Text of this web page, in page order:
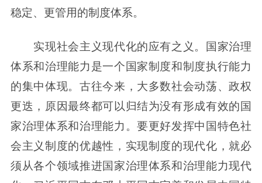
稳定、更管用的制度体系。
实现社会主义现代化的应有之义。国家治理
体系和治理能力是一个国家制度和制度执行能力
的集中体现。古往今来，大多数社会动荡、政权
更迭，原因最终都可以归结为没有形成有效的国
家治理体系和治理能力。要更好发挥中国特色社
会主义制度的优越性，实现制度的现代化，就必
须从各个领域推进国家治理体系和治理能力现代